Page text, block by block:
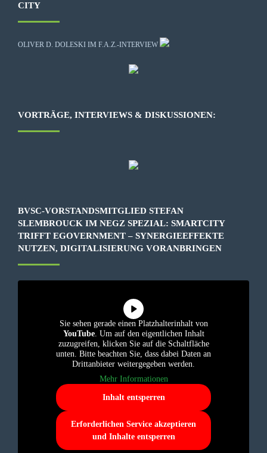
CITY
OLIVER D. DOLESKI IM F.A.Z.-INTERVIEW
VORTRÄGE, INTERVIEWS & DISKUSSIONEN:
BVSC-VORSTANDSMITGLIED STEFAN
SLEMBROUCK IM NEGZ SPEZIAL: SMARTCITY
TRIFFT EGOVERNMENT – SYNERGIEEFFEKTE
NUTZEN, DIGITALISIERUNG VORANBRINGEN
Sie sehen gerade einen Platzhalterinhalt von
YouTube. Um auf den eigentlichen Inhalt
zuzugreifen, klicken Sie auf die Schaltfläche
unten. Bitte beachten Sie, dass dabei Daten an
Drittanbieter weitergegeben werden.
Mehr Informationen
Inhalt entsperren
Erforderlichen Service akzeptieren
und Inhalte entsperren